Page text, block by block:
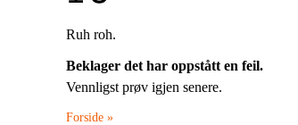
Ruh roh.
Beklager det har oppstått en feil.
Vennligst prøv igjen senere.
Forside »